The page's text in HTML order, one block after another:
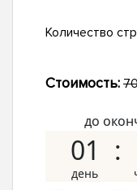
Количество
Стоимость:
до
01